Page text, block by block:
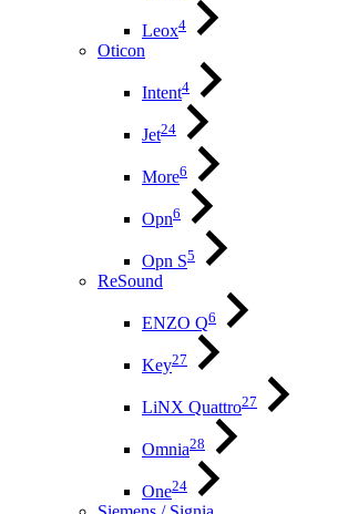
Leox4
Oticon
Intent4
Jet24
More6
Opn6
Opn S5
ReSound
ENZO Q6
Key27
LiNX Quattro27
Omnia28
One24